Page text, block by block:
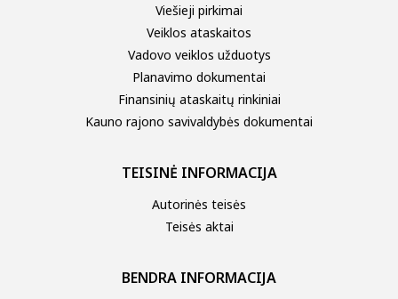
Viešieji pirkimai
Veiklos ataskaitos
Vadovo veiklos užduotys
Planavimo dokumentai
Finansinių ataskaitų rinkiniai
Kauno rajono savivaldybės dokumentai
TEISINĖ INFORMACIJA
Autorinės teisės
Teisės aktai
BENDRA INFORMACIJA